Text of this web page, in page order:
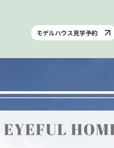
モデルハウス見学予約